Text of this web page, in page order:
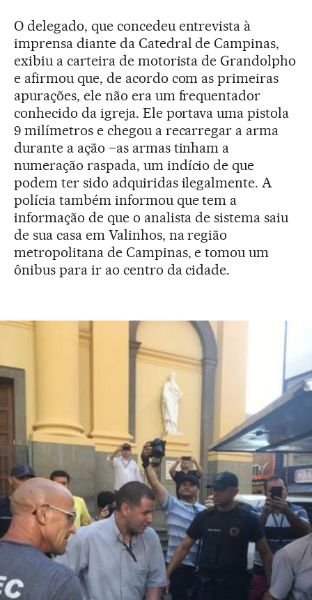
O delegado, que concedeu entrevista à
imprensa diante da Catedral de Campinas,
exibiu a carteira de motorista de Grandolpho
e afirmou que, de acordo com as primeiras
apurações, ele não era um frequentador
conhecido da igreja. Ele portava uma pistola
9 milímetros e chegou a recarregar a arma
durante a ação –as armas tinham a
numeração raspada, um indício de que
podem ter sido adquiridas ilegalmente. A
polícia também informou que tem a
informação de que o analista de sistema saiu
de sua casa em Valinhos, na região
metropolitana de Campinas, e tomou um
ônibus para ir ao centro da cidade.